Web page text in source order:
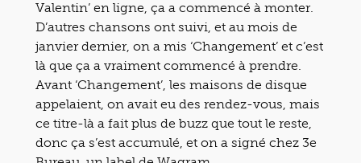
Valentin’ en ligne, ça a commencé à monter.
D’autres chansons ont suivi, et au mois de
janvier dernier, on a mis ‘Changement’ et c’est
là que ça a vraiment commencé à prendre.
Avant ‘Changement’, les maisons de disque
appelaient, on avait eu des rendez-vous, mais
ce titre-là a fait plus de buzz que tout le reste,
donc ça s’est accumulé, et on a signé chez 3e